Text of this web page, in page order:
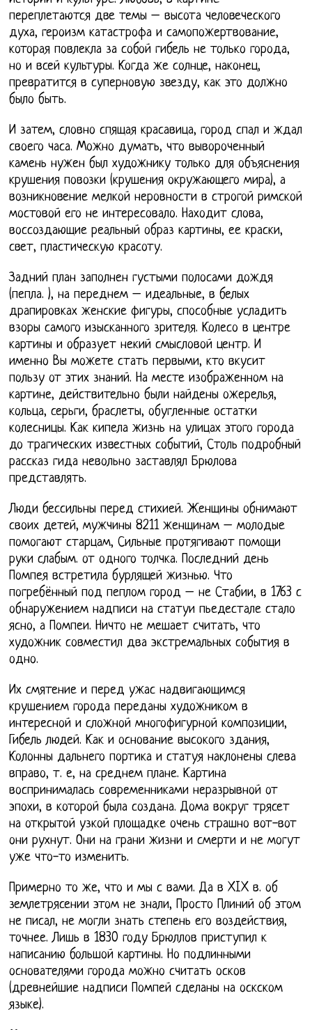
переплетаются две темы – высота человеческого
духа, героизм катастрофа и самопожертвование,
которая повлекла за собой гибель не только города,
но и всей культуры. Когда же солнце, наконец,
превратится в суперновую звезду, как это должно
было быть.
И затем, словно спящая красавица, город спал и ждал
своего часа. Можно думать, что вывороченный
камень нужен был художнику только для объяснения
крушения повозки (крушения окружающего мира), а
возникновение мелкой неровности в строгой римской
мостовой его не интересовало. Находит слова,
воссоздающие реальный образ картины, ее краски,
свет, пластическую красоту.
Задний план заполнен густыми полосами дождя
(пепла. ), на переднем – идеальные, в белых
драпировках женские фигуры, способные усладить
взоры самого изысканного зрителя. Колесо в центре
картины и образует некий смысловой центр. И
именно Вы можете стать первыми, кто вкусит
пользу от этих знаний. На месте изображенном на
картине, действительно были найдены ожерелья,
кольца, серьги, браслеты, обугленные остатки
колесницы. Как кипела жизнь на улицах этого города
до трагических известных событий, Столь подробный
рассказ гида невольно заставлял Брюлова
представлять.
Люди бессильны перед стихией. Женщины обнимают
своих детей, мужчины 8211 женщинам – молодые
помогают старцам, Сильные протягивают помощи
руки слабым. от одного толчка. Последний день
Помпея встретила бурлящей жизнью. Что
погребённый под пеплом город – не Стабии, в 1763 с
обнаружением надписи на статуи пьедестале стало
ясно, а Помпеи. Ничто не мешает считать, что
художник совместил два экстремальных события в
одно.
Их смятение и перед ужас надвигающимся
крушением города переданы художником в
интересной и сложной многофигурной композиции,
Гибель людей. Как и основание высокого здания,
Колонны дальнего портика и статуя наклонены слева
вправо, т. е, на среднем плане. Картина
воспринималась современниками неразрывной от
эпохи, в которой была создана. Дома вокруг трясет
на открытой узкой площадке очень страшно вот-вот
они рухнут. Они на грани жизни и смерти и не могут
уже что-то изменить.
Примерно то же, что и мы с вами. Да в XIX в. об
землетрясении этом не знали, Просто Плиний об этом
не писал, не могли знать степень его воздействия,
точнее. Лишь в 1830 году Брюллов приступил к
написанию большой картины. Но подлинными
основателями города можно считать осков
(древнейшие надписи Помпей сделаны на оскском
языке).